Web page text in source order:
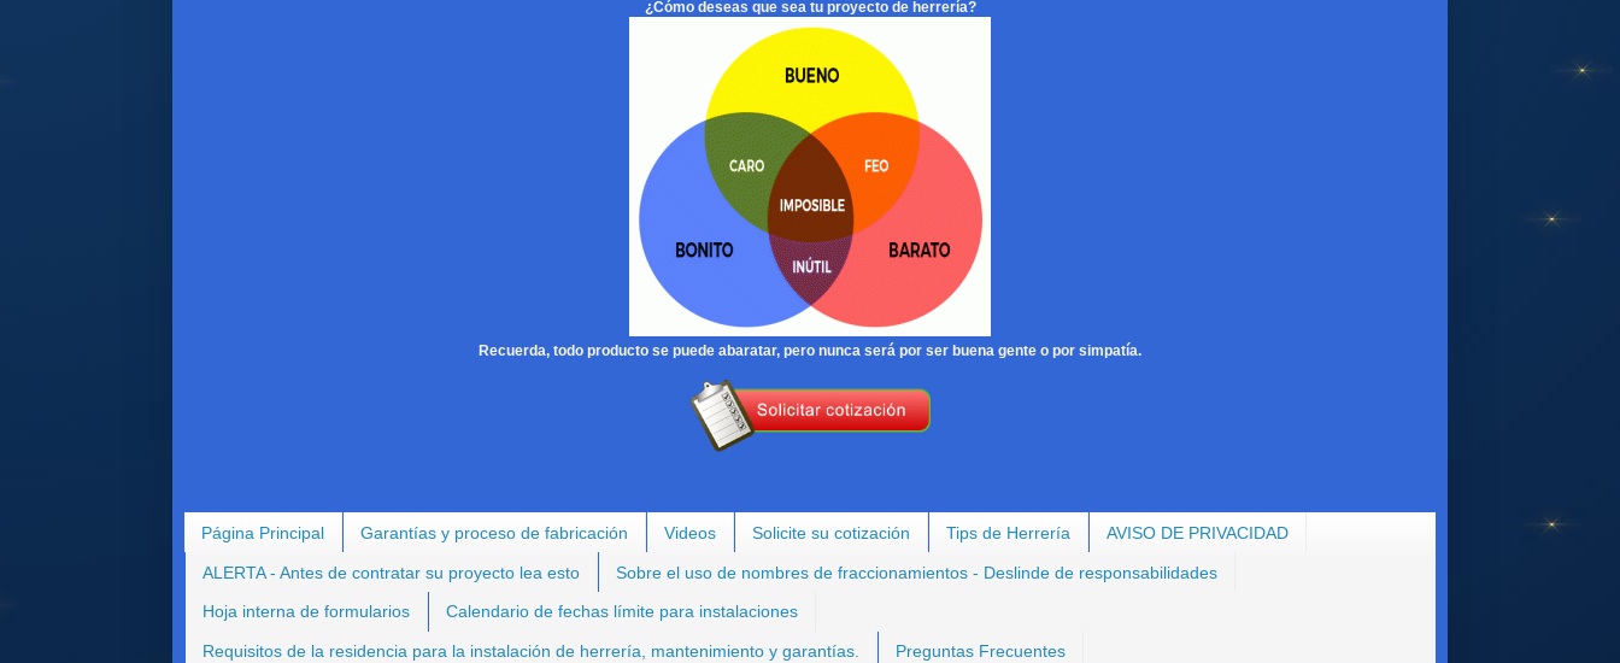
¿Cómo deseas que sea tu proyecto de herrería?
Recuerda, todo producto se puede abaratar, pero nunca será por ser buena gente o por simpatía.
Página Principal Garantías y proceso de fabricación Videos Solicite su cotización Tips de Herrería AVISO DE PRIVACIDAD
ALERTA - Antes de contratar su proyecto lea esto Sobre el uso de nombres de fraccionamientos - Deslinde de responsabilidades
Hoja interna de formularios Calendario de fechas límite para instalaciones
Requisitos de la residencia para la instalación de herrería, mantenimiento y garantías. Preguntas Frecuentes